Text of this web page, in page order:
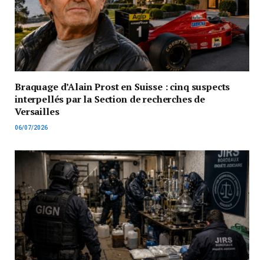
Braquage d’Alain Prost en Suisse : cinq suspects
interpellés par la Section de recherches de
Versailles
06/07/2026